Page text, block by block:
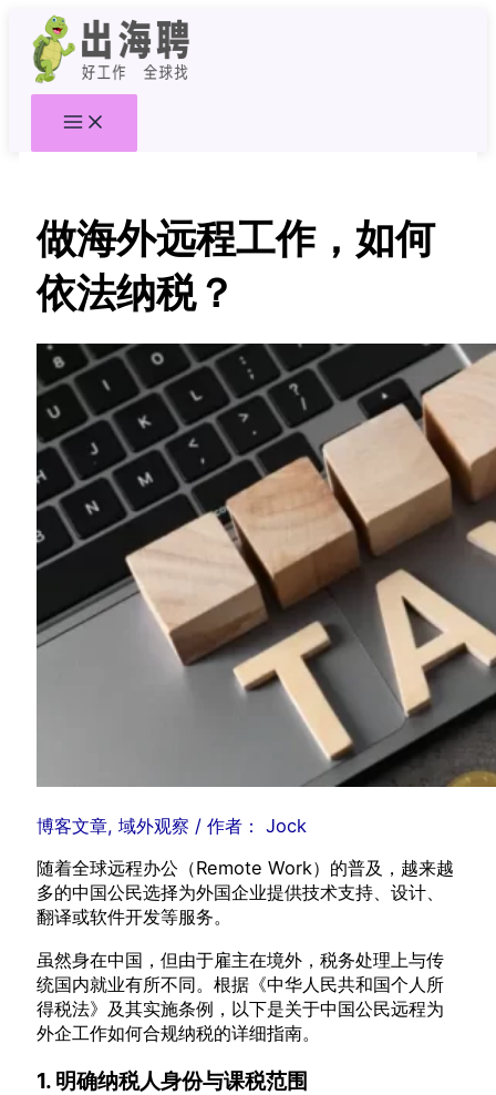
做海外远程工作，如何
依法纳税？
博客文章,域外观察 / 作者：
Jock
随着全球远程办公（Remote Work）的普及，越来越
多的中国公民选择为外国企业提供技术支持、设计、
翻译或软件开发等服务。
虽然身在中国，但由于雇主在境外，税务处理上与传
统国内就业有所不同。根据《中华人民共和国个人所
得税法》及其实施条例，以下是关于中国公民远程为
外企工作如何合规纳税的详细指南。
1. 明确纳税人身份与课税范围